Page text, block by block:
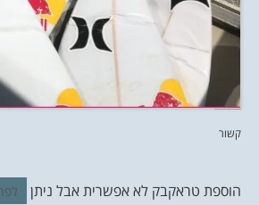
קשור
הוספת טראקבק לא אפשרית אבל ניתן